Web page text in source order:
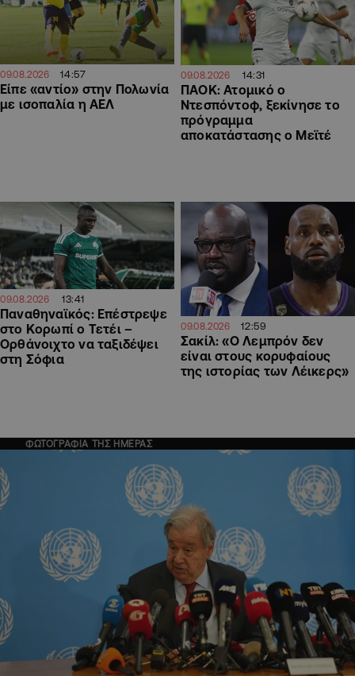
09.08.2026 14:57
Είπε «αντίο» στην Πολωνία
με ισοπαλία η ΑΕΛ
09.08.2026 14:31
ΠΑΟΚ: Ατομικό ο
Ντεσπόντοφ, ξεκίνησε το
πρόγραμμα
αποκατάστασης ο Μεϊτέ
09.08.2026 13:41
Παναθηναϊκός: Επέστρεψε
στο Κορωπί ο Τετέι –
Ορθάνοιχτο να ταξιδέψει
στη Σόφια
09.08.2026 12:59
Σακίλ: «Ο Λεμπρόν δεν
είναι στους κορυφαίους
της ιστορίας των Λέικερς»
ΦΩΤΟΓΡΑΦΙΑ ΤΗΣ ΗΜΕΡΑΣ